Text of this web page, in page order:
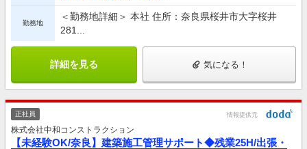
勤務地
＜勤務地詳細＞ 本社 住所：奈良県桜井市大字桜井
281...
詳細を見る 気になる！
正社員 情報提供元
株式会社中和コンストラクション
【未経験OK/奈良】建築施工管理サポート◆残業25H/出張・